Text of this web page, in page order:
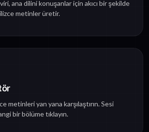
ana dilini konuşanlar için akıcı bir şekilde
metinler üretir.
metinleri yan yana karşılaştırın. Sesi
bir bölüme tıklayın.